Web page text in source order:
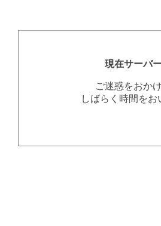
現在サーバ
ご迷惑をおか
しばらく時間を